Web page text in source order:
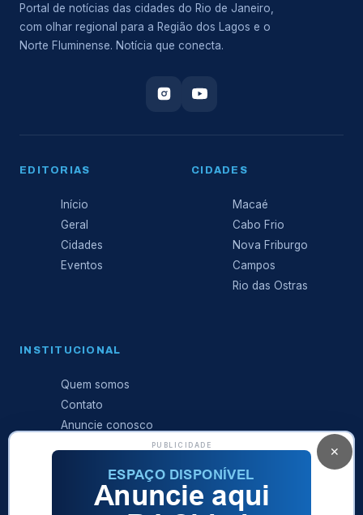
Portal de notícias das cidades do Rio de Janeiro,
com olhar regional para a Região dos Lagos e o
Norte Fluminense. Notícia que conecta.
EDITORIAS
Início
Geral
Cidades
Eventos
CIDADES
Macaé
Cabo Frio
Nova Friburgo
Campos
Rio das Ostras
INSTITUCIONAL
Quem somos
Contato
Anuncie conosco
privacidade
✕
PUBLICIDADE